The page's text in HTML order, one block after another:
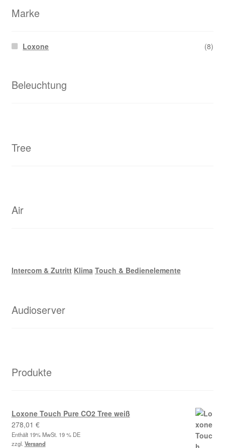
Marke
Loxone (8)
Beleuchtung
Tree
Air
Intercom & Zutritt Klima Touch & Bedienelemente
Audioserver
Produkte
Loxone Touch Pure CO2 Tree weiß
278,01 €
Enthält 19% MwSt. 19 % DE
zzgl. Versand